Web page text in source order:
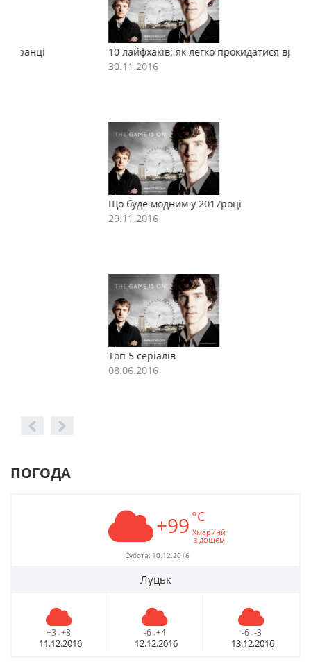
10 лайфхаків: як легко прокидатися вранці
Що буде модним у 2017році
ПОГОДА
+99 °C
Хмаринй
з дощем
Субота, 10.12.2016
Луцьк
+3 - +8
11.12.2016
-6 - +4
12.12.2016
-6 - -3
13.12.2016